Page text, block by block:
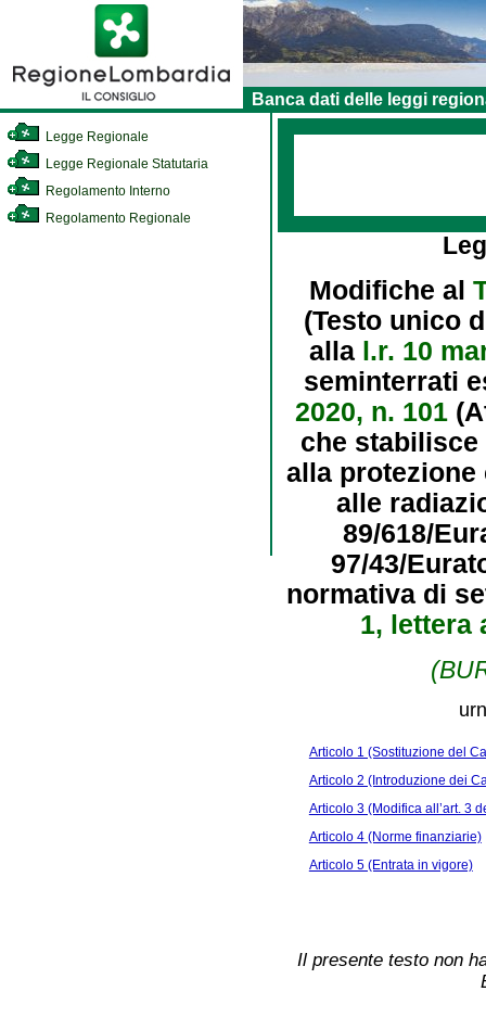
Banca dati delle leggi
Legge Regionale
Legge Regionale Statutaria
Regolamento Interno
Regolamento Regionale
Modifiche al
(Testo unico
alla l.r. 10
seminterrati
2020, n. 101
che
alla
alle
89/618/
97/43/
normativa di
1, lettera
Articolo 1 (Sostituzione del
Articolo 2 (Introduzione dei
Articolo 3 (Modifica all’art. 3
Articolo 4 (Norme finanziarie)
Articolo 5 (Entrata in vigore)
Il presente testo non